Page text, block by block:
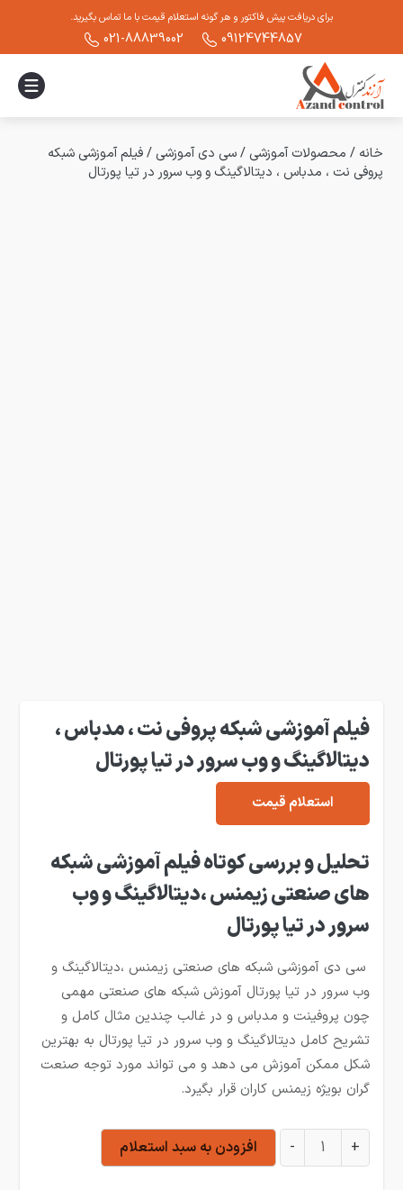
برای دریافت پیش فاکتور و هر گونه استعلام قیمت با ما تماس بگیرید.
09124744857
021-88839002
خانه / محصولات آموزشی /سی دی آموزشی /فیلم آموزشی شبکه
پروفی نت ، مدباس ، دیتالاگینگ و وب سرور در تیا پورتال
فیلم آموزشی شبکه پروفی نت ، مدباس ،
دیتالاگینگ و وب سرور در تیا پورتال
استعلام قیمت
تحلیل و بررسی کوتاه فیلم آموزشی شبکه
های صنعتی زیمنس ،دیتالاگینگ و وب
سرور در تیا پورتال
سی دی آموزشی شبکه های صنعتی زیمنس ،دیتالاگینگ و
وب سرور در تیا پورتال آموزش شبکه های صنعتی مهمی
چون پروفینت و مدباس و در غالب چندین مثال کامل و
تشریح کامل دیتالاگینگ و وب سرور در تیا پورتال به بهترین
شکل ممکن آموزش می دهد و می تواند مورد توجه صنعت
گران بویژه زیمنس کاران قرار بگیرد.
فیلم آموزشی شبکه پروفی نت ، مدباس ، دیتالاگینگ و وب سرور در تیا پورتال
+
- افزودن به سبد استعلام